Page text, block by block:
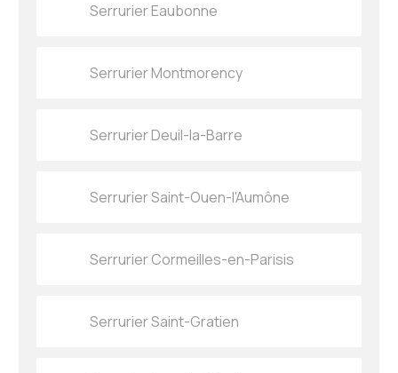
Serrurier Eaubonne
Serrurier Montmorency
Serrurier Deuil-la-Barre
Serrurier Saint-Ouen-l'Aumône
Serrurier Cormeilles-en-Parisis
Serrurier Saint-Gratien